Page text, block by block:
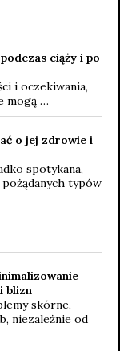
ciąży i po
i oczekiwania,
mogą …
o jej zdrowie i
spotykana,
typów
blizn
skórne,
niezależnie od